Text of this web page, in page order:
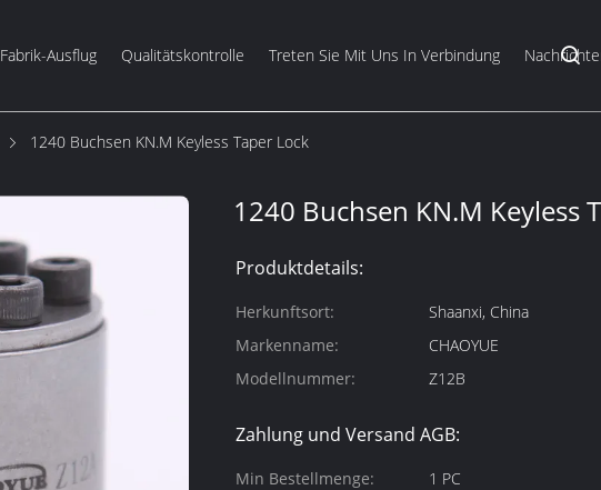
Fabrik-Ausflug Qualitätskontrolle Treten Sie Mit Uns In Verbindung
1240 Buchsen KN.M Keyless Taper Lock
1240 Buchsen KN.M Keyless
Produktdetails:
Herkunftsort:
Shaanxi, China
Markenname:
CHAOYUE
Modellnummer:
Z12B
Zahlung und Versand AGB:
Min Bestellmenge:
1 PC